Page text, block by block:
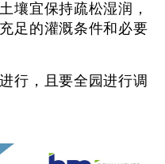
壤宜保持疏松湿润，
足的灌溉条件和必要
行，且要全园进行调